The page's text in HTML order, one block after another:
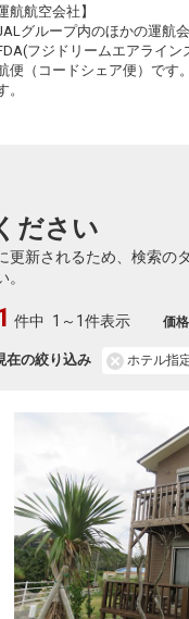
航航空会社】
グループ内のほかの運航
フジドリームエアライ
便（コードシェア便）です
。
ださい
新されるため、検索
在の絞り込み ホテル指
件中 1～1件表示 価